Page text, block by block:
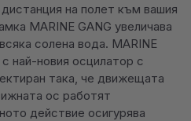
на полет към вашия
MARINE GANG увеличава
солена вода. MARINE
най-новия осцилатор с
така, че движещата
ос работят
действие осигурява